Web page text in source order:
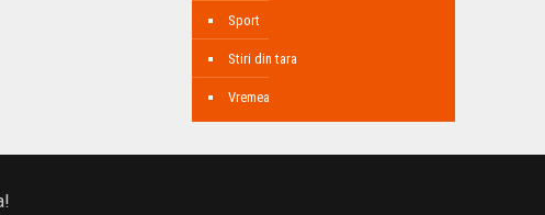
Sport
Stiri din tara
Vremea